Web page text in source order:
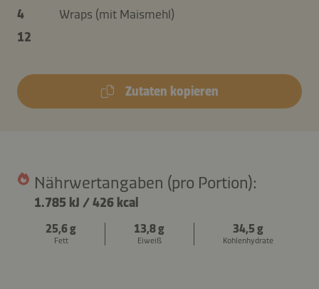
4
Wraps (mit Maismehl)
12
Zutaten kopieren
Nährwertangaben (pro Portion):
1.785 kJ /426 kcal
25,6 g
Fett
13,8 g
Eiweiß
34,5 g
Kohlenhydrate